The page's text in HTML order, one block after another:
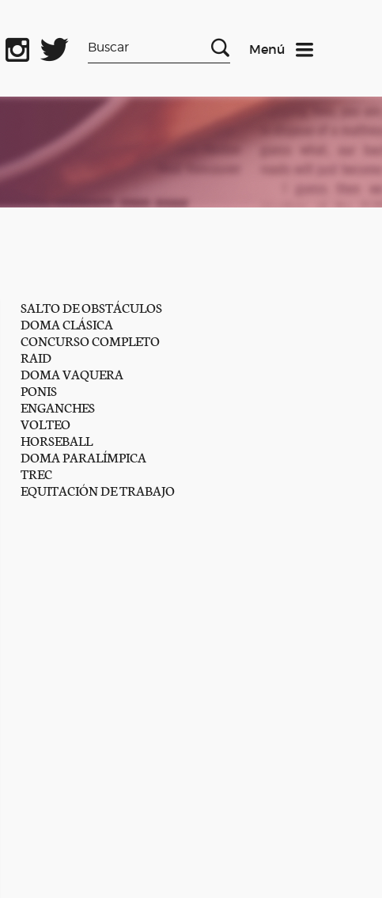
Menú
SALTO DE OBSTÁCULOS
DOMA CLÁSICA
CONCURSO COMPLETO
RAID
DOMA VAQUERA
PONIS
ENGANCHES
VOLTEO
HORSEBALL
DOMA PARALÍMPICA
TREC
EQUITACIÓN DE TRABAJO